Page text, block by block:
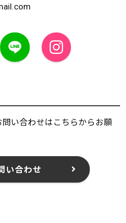
い合わせはこちらからお願
い合わせ